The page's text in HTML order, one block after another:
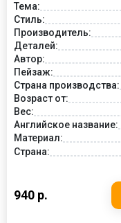
Тема:
Стиль:
Производитель:
Деталей:
Автор:
Пейзаж:
Страна производства:
Возраст от:
Вес:
Английское название:
Материал:
Страна:
940 р.